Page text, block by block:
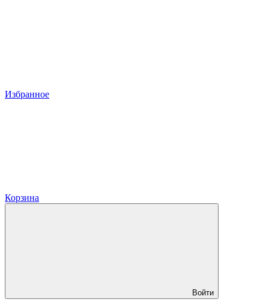
Избранное
Корзина
Войти